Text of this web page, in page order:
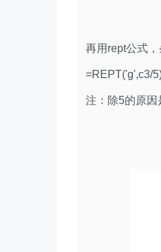
再用rept公式
=REPT('g',c3/
注：除5的原因